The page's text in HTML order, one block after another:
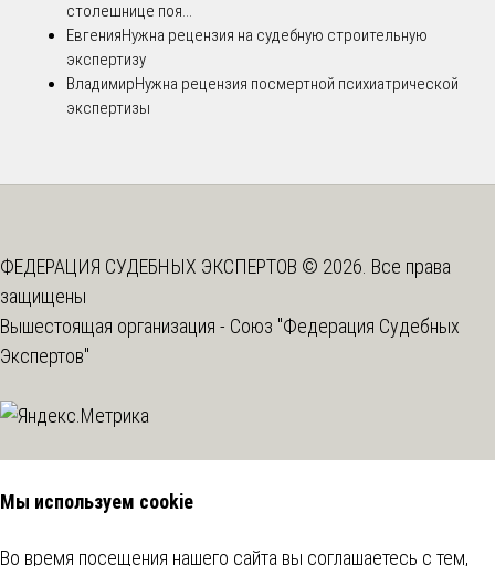
столешнице поя...
ЕвгенияНужна рецензия на судебную строительную
экспертизу
ВладимирНужна рецензия посмертной психиатрической
экспертизы
ФЕДЕРАЦИЯ СУДЕБНЫХ ЭКСПЕРТОВ © 2026. Все права
защищены
Вышестоящая организация - Союз "Федерация Судебных
Экспертов"
Мы используем cookie
Во время посещения нашего сайта вы соглашаетесь с тем,